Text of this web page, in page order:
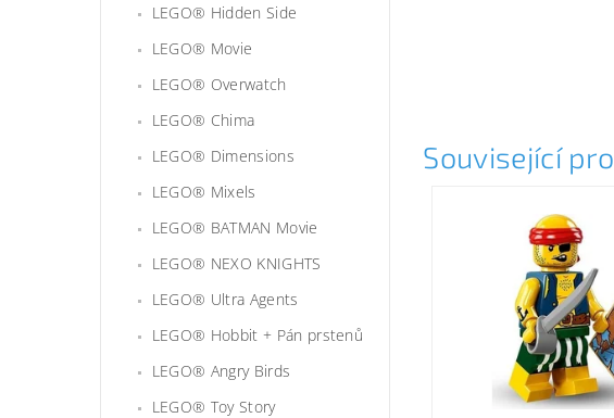
LEGO® Hidden Side
LEGO® Movie
LEGO® Overwatch
LEGO® Chima
LEGO® Dimensions
LEGO® Mixels
LEGO® BATMAN Movie
LEGO® NEXO KNIGHTS
LEGO® Ultra Agents
LEGO® Hobbit + Pán prstenů
LEGO® Angry Birds
LEGO® Toy Story
Související